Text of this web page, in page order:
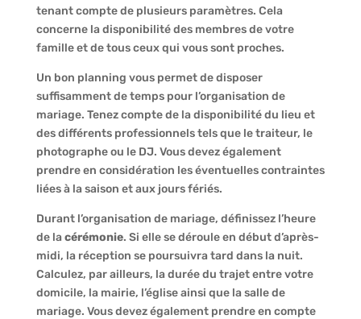
tenant compte de plusieurs paramètres. Cela
concerne la disponibilité des membres de votre
famille et de tous ceux qui vous sont proches.
Un bon planning vous permet de disposer
suffisamment de temps pour l’organisation de
mariage. Tenez compte de la disponibilité du lieu et
des différents professionnels tels que le traiteur, le
photographe ou le DJ. Vous devez également
prendre en considération les éventuelles contraintes
liées à la saison et aux jours fériés.
Durant l’organisation de mariage, définissez l’heure
de la cérémonie. Si elle se déroule en début d’après-
midi, la réception se poursuivra tard dans la nuit.
Calculez, par ailleurs, la durée du trajet entre votre
domicile, la mairie, l’église ainsi que la salle de
mariage. Vous devez également prendre en compte